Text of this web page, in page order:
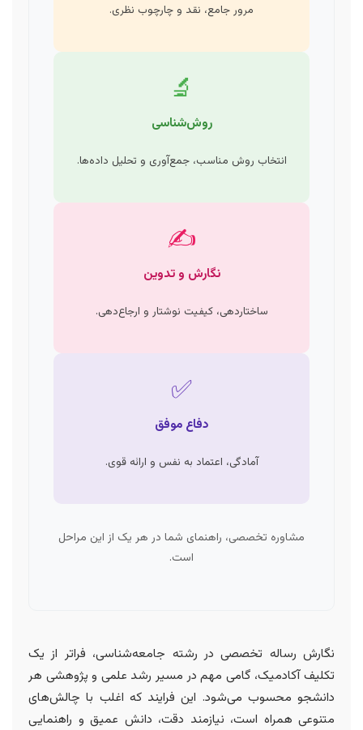
مرور جامع، نقد و چارچوب نظری.
🔬
روش‌شناسی
انتخاب روش مناسب، جمع‌آوری و تحلیل داده‌ها.
✍️
نگارش و تدوین
ساختاردهی، کیفیت نوشتار و ارجاع‌دهی.
✅
دفاع موفق
آمادگی، اعتماد به نفس و ارائه قوی.
مشاوره تخصصی، راهنمای شما در هر یک از این مراحل
است.
نگارش رساله تخصصی در رشته جامعه‌شناسی، فراتر از یک
تکلیف آکادمیک، گامی مهم در مسیر رشد علمی و پژوهشی هر
دانشجو محسوب می‌شود. این فرایند که اغلب با چالش‌های
متنوعی همراه است، نیازمند دقت، دانش عمیق و راهنمایی